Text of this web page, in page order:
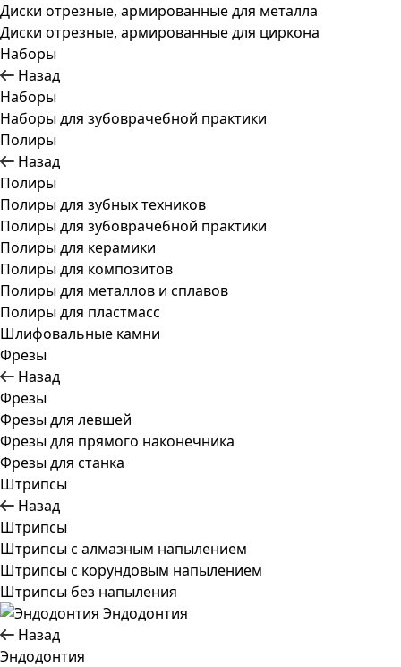
Диски отрезные, армированные для металла
Диски отрезные, армированные для циркона
Наборы
Назад
Наборы
Наборы для зубоврачебной практики
Полиры
Назад
Полиры
Полиры для зубных техников
Полиры для зубоврачебной практики
Полиры для керамики
Полиры для композитов
Полиры для металлов и сплавов
Полиры для пластмасс
Шлифовальные камни
Фрезы
Назад
Фрезы
Фрезы для левшей
Фрезы для прямого наконечника
Фрезы для станка
Штрипсы
Назад
Штрипсы
Штрипсы c алмазным напылением
Штрипсы c корундовым напылением
Штрипсы без напыления
Эндодонтия
Назад
Эндодонтия